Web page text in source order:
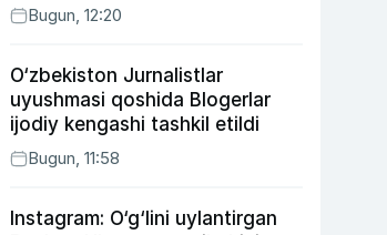
Bugun, 12:20
O‘zbekiston Jurnalistlar
uyushmasi qoshida Blogerlar
ijodiy kengashi tashkil etildi
Bugun, 11:58
Instagram: O‘g‘lini uylantirgan